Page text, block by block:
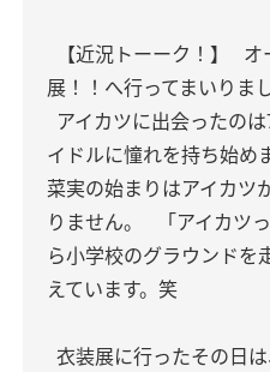
【近況トーーク！】
オ
展！！へ行ってまいりま
アイカツに出会ったのは
イドルに憧れを持ち始め
菜実の始まりはアイカツ
りません。
「アイカツ
ら小学校のグラウンドを
えています。笑
衣装展に行ったその日